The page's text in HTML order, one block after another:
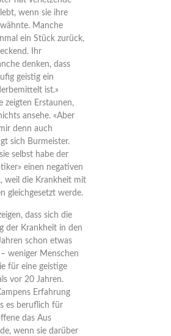
wenn sie ihre
Manche
ein Stück zurück,
Ihr
denken, dass
geistig ein
ist.»
zeigten Erstaunen,
ansehe. «Aber
denn auch
sich Burmeister.
selbst habe der
einen negativen
weil die Krankheit mit
gleichgesetzt werde.
dass sich die
der Krankheit in den
schon etwas
weniger Menschen
für eine geistige
vor 20 Jahren.
Erfahrung
es beruflich für
das Aus
wenn sie darüber